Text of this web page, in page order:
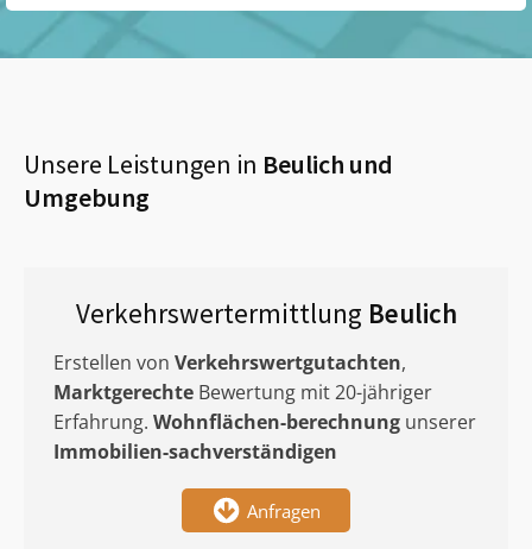
Unsere Leistungen in Beulich und
Umgebung
Verkehrswertermittlung Beulich
Erstellen von Verkehrswertgutachten,
Marktgerechte Bewertung mit 20-jähriger
Erfahrung. Wohnflächen-berechnung unserer
Immobilien-sachverständigen
Anfragen